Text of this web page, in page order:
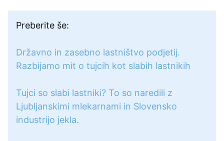
Preberite še:
Državno in zasebno lastništvo podjetij.
Razbijamo mit o tujcih kot slabih lastnikih
Tujci so slabi lastniki? To so naredili z
Ljubljanskimi mlekarnami in Slovensko
industrijo jekla.